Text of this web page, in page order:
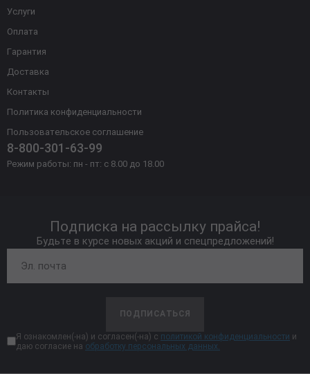
Услуги
Оплата
Гарантия
Доставка
Контакты
Политика конфиденциальности
Пользовательское соглашение
8-800-301-63-99
Режим работы: пн - пт: с 8.00 до 18.00
Подписка на рассылку прайса!
Будьте в курсе новых акций и спецпредложений!
ПОДПИСАТЬСЯ
Я ознакомлен(-на) и согласен(-на) с политикой конфиденциальности и
даю согласие на обработку персональных данных.